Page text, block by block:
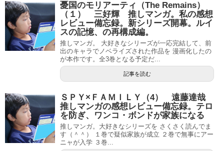
憂国のモリアーティ（The Remains）
（１） 三好輝 推しマンガ。私の感想
レビュー備忘録。新シリーズ開幕。ルイ
スの記憶、の再構成編。
推しマンガ。 大好きなシリーズが一応完結して、前
出のキャラでノベライズされた作品を 漫画化したの
が本作です。全3巻となる予定だ...
記事を読む
ＳＰＹ×ＦＡＭＩＬＹ（4） 遠藤達哉
推しマンガの感想レビュー備忘録。テロ
を防ぎ、ワンコ・ボンドが家族になる
推しマンガ。大好きなシリーズを さくさく読んでま
す（＾＾） １巻で疑似家族が成立 ２巻で無事にアー
ニャが入学 ３巻...